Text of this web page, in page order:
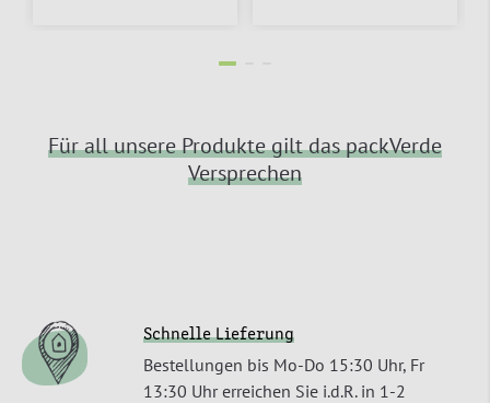
Für all unsere Produkte gilt das packVerde
Versprechen
Schnelle Lieferung
Bestellungen bis Mo-Do 15:30 Uhr, Fr
13:30 Uhr erreichen Sie i.d.R. in 1-2